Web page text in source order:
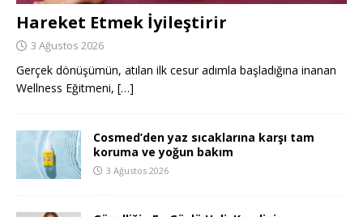
Hareket Etmek İyileştirir
3 Ağustos 2026
Gerçek dönüşümün, atılan ilk cesur adımla başladığına inanan
Wellness Eğitmeni, […]
Cosmed’den yaz sıcaklarına karşı tam
koruma ve yoğun bakım
3 Ağustos 2026